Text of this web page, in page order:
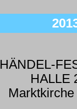
HÄNDEL-
HALLE